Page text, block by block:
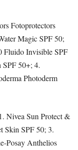
Fotoprotectors
Magic SPF 50;
Fluido Invisible SPF
50+; 4.
Photoderm
Nivea Sun Protect &
Skin SPF 50; 3.
Posay Anthelios